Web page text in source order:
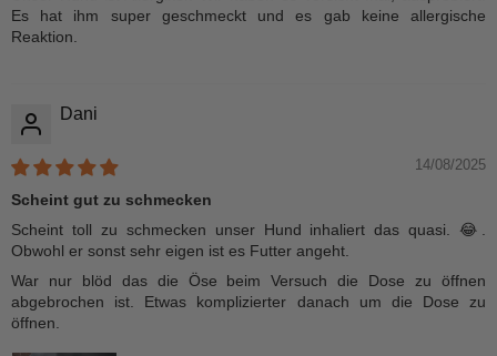
Es hat ihm super geschmeckt und es gab keine allergische
Reaktion.
Dani
14/08/2025
Scheint gut zu schmecken
Scheint toll zu schmecken unser Hund inhaliert das quasi. 😂.
Obwohl er sonst sehr eigen ist es Futter angeht.
War nur blöd das die Öse beim Versuch die Dose zu öffnen
abgebrochen ist. Etwas komplizierter danach um die Dose zu
öffnen.